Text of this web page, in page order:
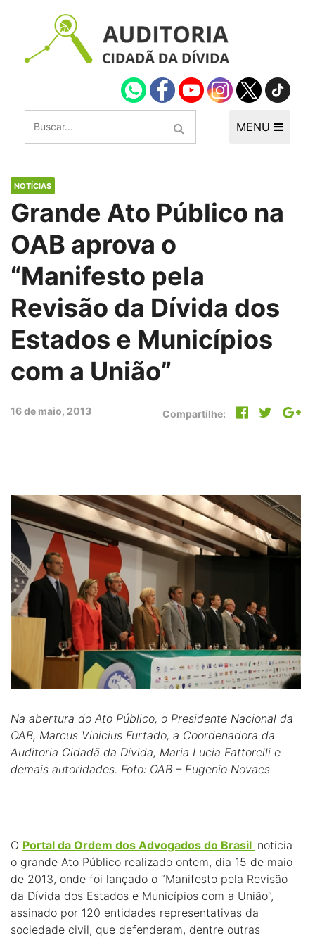
MENU
NOTÍCIAS
Grande Ato Público na
OAB aprova o
“Manifesto pela
Revisão da Dívida dos
Estados e Municípios
com a União”
16 de maio, 2013 Compartilhe:
Na abertura do Ato Público, o Presidente Nacional da
OAB, Marcus Vinicius Furtado, a Coordenadora da
Auditoria Cidadã da Dívida, Maria Lucia Fattorelli e
demais autoridades. Foto: OAB – Eugenio Novaes
O Portal da Ordem dos Advogados do Brasil noticia
o grande Ato Público realizado ontem, dia 15 de maio
de 2013, onde foi lançado o “Manifesto pela Revisão
da Dívida dos Estados e Municípios com a União”,
assinado por 120 entidades representativas da
sociedade civil, que defenderam, dentre outras